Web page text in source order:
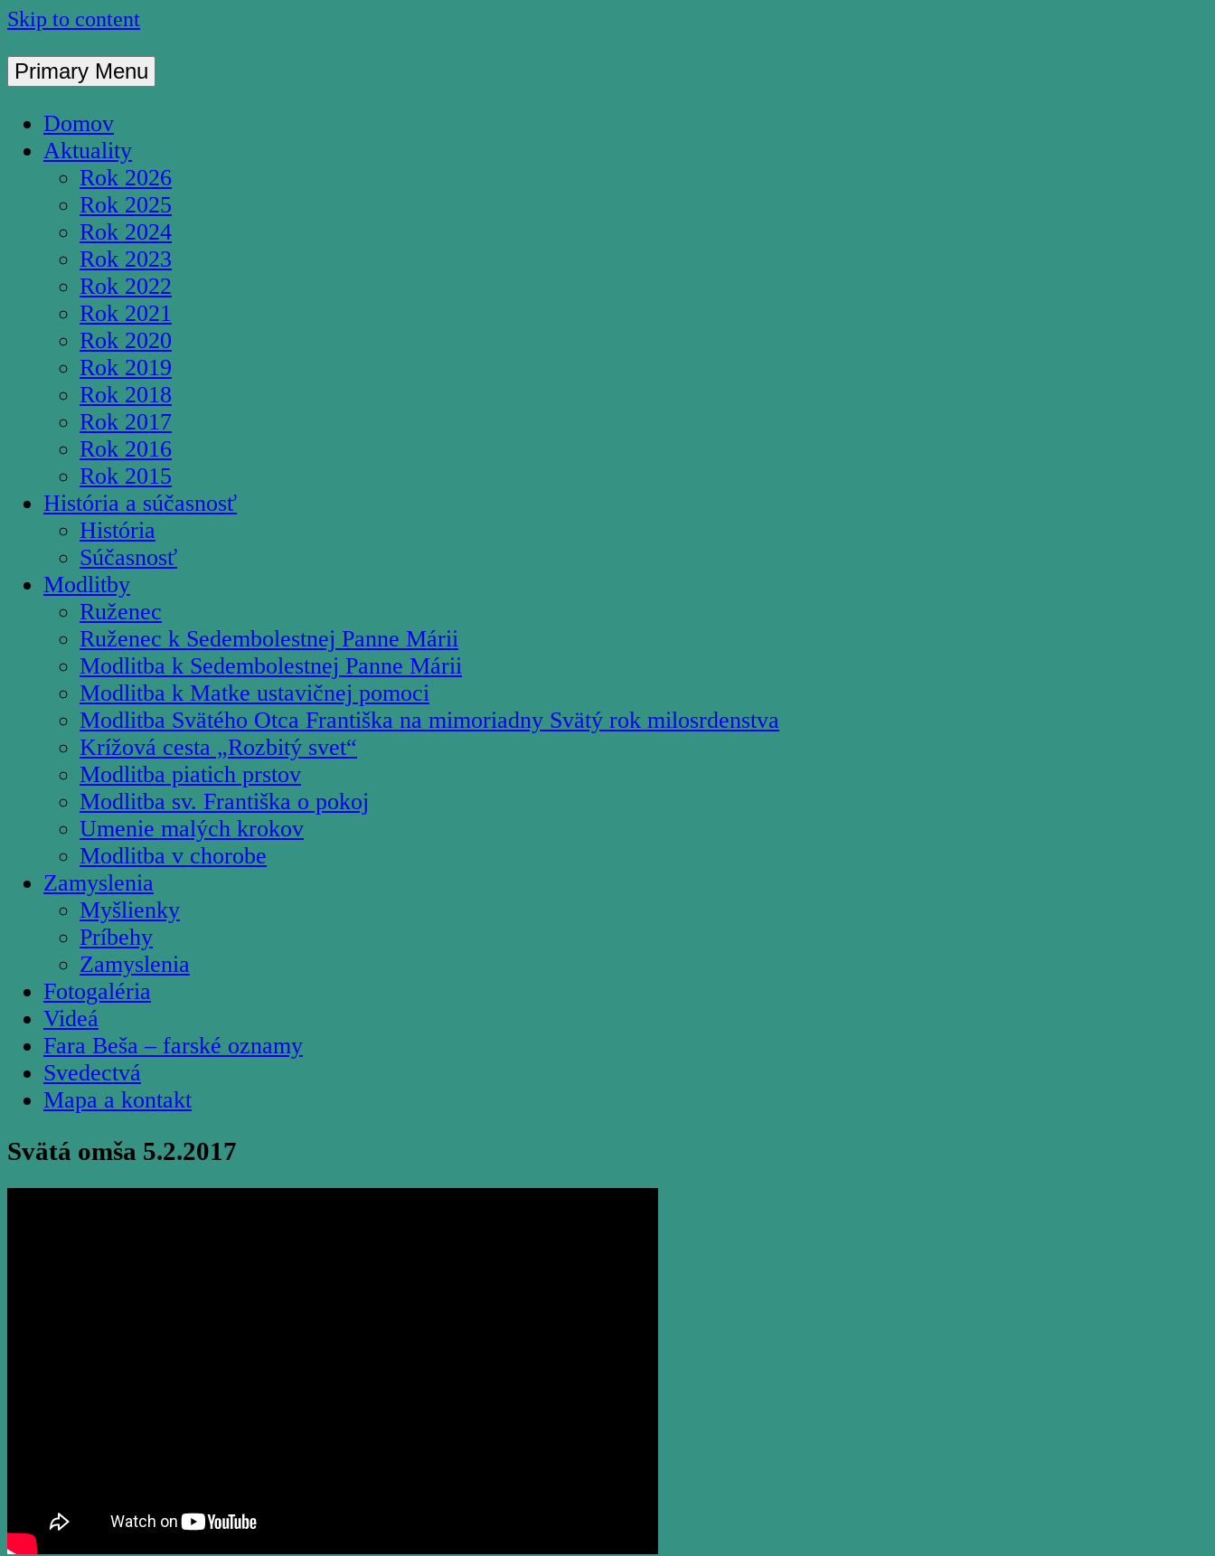
Skip to content
Pútnické miesto Studnička Pozba
Primary Menu
Domov
Aktuality
Rok 2026
Rok 2025
Rok 2024
Rok 2023
Rok 2022
Rok 2021
Rok 2020
Rok 2019
Rok 2018
Rok 2017
Rok 2016
Rok 2015
História a súčasnosť
História
Súčasnosť
Modlitby
Ruženec
Ruženec k Sedembolestnej Panne Márii
Modlitba k Sedembolestnej Panne Márii
Modlitba k Matke ustavičnej pomoci
Modlitba Svätého Otca Františka na mimoriadny Svätý rok milosrdenstva
Krížová cesta „Rozbitý svet“
Modlitba piatich prstov
Modlitba sv. Františka o pokoj
Umenie malých krokov
Modlitba v chorobe
Zamyslenia
Myšlienky
Príbehy
Zamyslenia
Fotogaléria
Videá
Fara Beša – farské oznamy
Svedectvá
Mapa a kontakt
Svätá omša 5.2.2017